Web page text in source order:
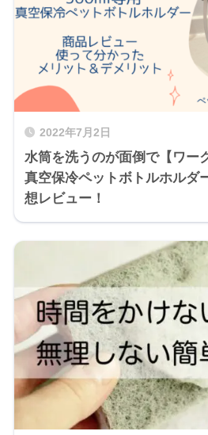
2022年7月2日
水筒を洗うのが面倒で【ワー
真空保冷ペットボトルホルダ
想レビュー！